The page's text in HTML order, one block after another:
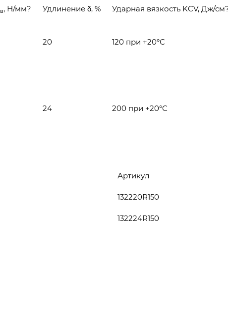
в, Н/мм? Удлинение δ, % Ударная вязкость KCV, Дж/
20 120 при +20°С
24 200 при +20°С
Артикул
132220R150
132224R150